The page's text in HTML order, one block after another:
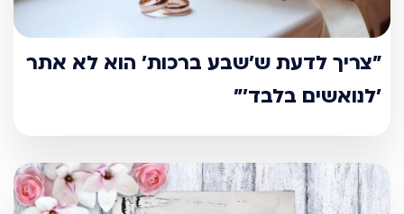
"צריך לדעת ש’שבע ברכות’ הוא לא אתר
’לנואשים בלבד’"